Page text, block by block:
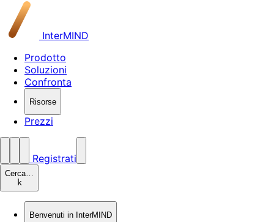
InterMIND
Prodotto
Soluzioni
Confronta
Risorse
Prezzi
Registrati
Cerca…
k
Benvenuti in InterMIND